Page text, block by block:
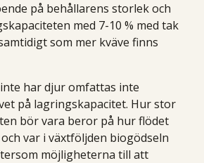
på behållarens storlek och
med 7-10 % med tak
som mer kväve finns
har djur omfattas inte
på lagringskapacitet. Hur stor
bör vara beror på hur flödet
var i växtföljden biogödseln
möjligheterna till att